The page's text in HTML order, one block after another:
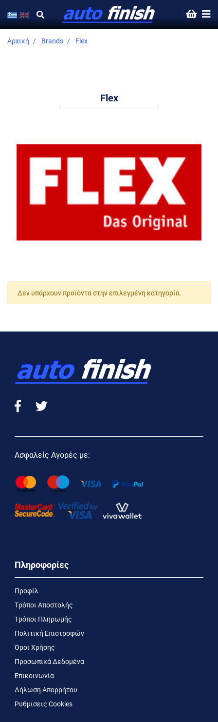
Αρχική Brands Flex
Flex
Δεν υπάρχουν προϊόντα στην επιλεγμένη κατηγορία.
Ασφαλείς Αγορές με:
Πληροφορίες
Προφίλ
Τρόποι Αποστολής
Τρόποι Πληρωμής
Πολιτική Επιστροφών
Όροι Χρήσης
Προσωπικά Δεδομένα
Επικοινωνία
Δήλωση Απορρήτου
Ρυθμισεις Cookies